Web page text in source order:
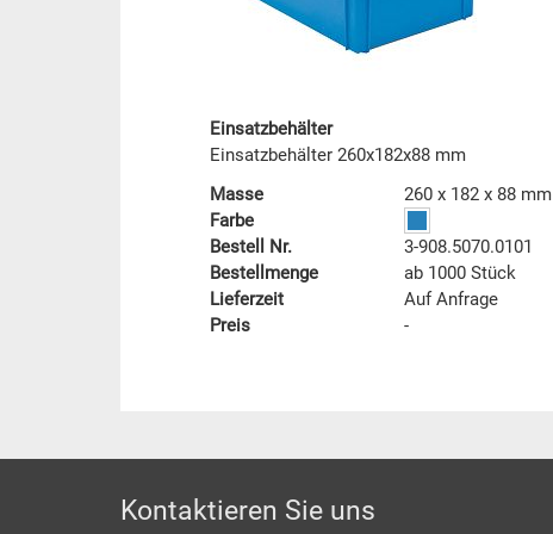
Einsatzbehälter
Einsatzbehälter 260x182x88 mm
Masse
260 x 182 x 88 mm
Farbe
Bestell Nr.
3-908.5070.0101
Bestellmenge
ab 1000 Stück
Lieferzeit
Auf Anfrage
Preis
-
Footer
Kontaktieren Sie uns